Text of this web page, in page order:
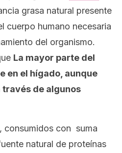
grasa natural presente
cuerpo humano necesaria
del organismo.
La mayor parte del
en el hígado, aunque
través de algunos
, consumidos con suma
natural de proteínas